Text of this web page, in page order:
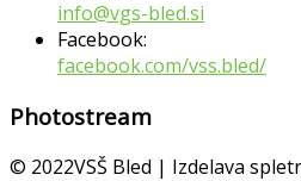
info@vgs-bled.si
Facebook:
facebook.com/vss.bled/
Photostream
© 2022VSŠ Bled | Izdelava